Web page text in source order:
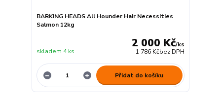
BARKING HEADS All Hounder Hair Necessities
Salmon 12kg
2 000 Kč/ks
1 786 Kčbez DPH
skladem 4 ks
Přidat do košíku